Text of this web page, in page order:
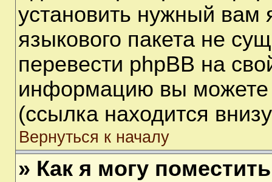
установить нужный вам
языкового пакета не
перевести phpBB на
информацию вы можете
(ссылка находится
Вернуться к началу
» Как я могу